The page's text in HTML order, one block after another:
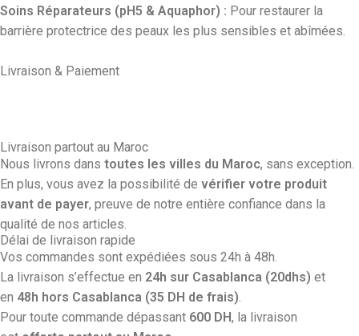
Soins Réparateurs (pH5 & Aquaphor) : Pour restaurer la
barrière protectrice des peaux les plus sensibles et abîmées.
Livraison & Paiement
Livraison partout au Maroc
Nous livrons dans toutes les villes du Maroc, sans exception.
En plus, vous avez la possibilité de vérifier votre produit
avant de payer, preuve de notre entière confiance dans la
qualité de nos articles.
Délai de livraison rapide
Vos commandes sont expédiées sous 24h à 48h.
La livraison s’effectue en 24h sur Casablanca (20dhs) et
en 48h hors Casablanca (35 DH de frais).
Pour toute commande dépassant 600 DH, la livraison